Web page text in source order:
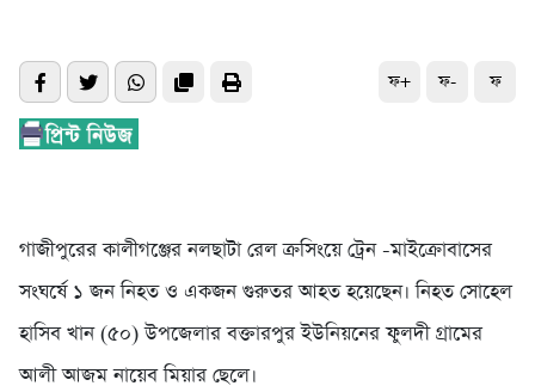
ফ+ ফ- ফ
গাজীপুরের কালীগঞ্জের নলছাটা রেল ক্রসিংয়ে ট্রেন -মাইক্রোবাসের
সংঘর্ষে ১ জন নিহত ও একজন গুরুতর আহত হয়েছেন। নিহত সোহেল
হাসিব খান (৫০) উপজেলার বক্তারপুর ইউনিয়নের ফুলদী গ্রামের
আলী আজম নায়েব মিয়ার ছেলে।